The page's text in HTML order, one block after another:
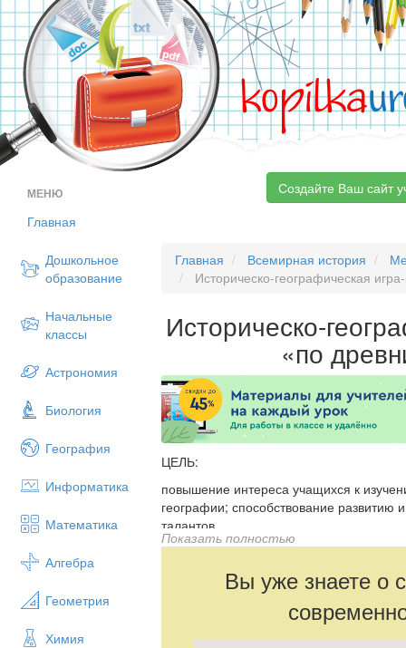
kopilka
МЕНЮ
Главная
Дошкольное
образование
Начальные
классы
Астрономия
Биология
География
Информатика
Математика
Алгебра
Геометрия
Химия
Создайте Ваш сайт
Главная Всемирная история
Историческо-географическая
Историческо-
«по
ЦЕЛЬ:
повышение интереса учащихся к
географии; способствование развитию
талантов.
"Мы приветствуем всех
Древним мирам». Сейчас вы
вернуться, послушайте внимательно
задания, ваша задача выполнить
цели. В конце мы подведем итоги!"
Показать полностью
Вы уже знаете о